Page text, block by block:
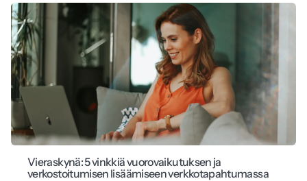
Vieraskynä: 5 vinkkiä vuorovaikutuksen ja
verkostoitumisen lisäämiseen verkkotapahtumassa